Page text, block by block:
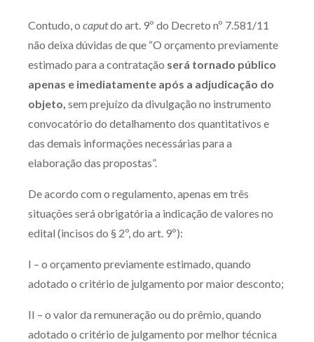
Contudo, o caputdo art. 9º do Decreto nº 7.581/11
não deixa dúvidas de que “O orçamento previamente
estimado para a contratação será tornado público
apenas e imediatamente após a adjudicação do
objeto, sem prejuízo da divulgação no instrumento
convocatório do detalhamento dos quantitativos e
das demais informações necessárias para a
elaboração das propostas”.
De acordo com o regulamento, apenas em três
situações será obrigatória a indicação de valores no
edital (incisos do § 2º, do art. 9º):
I – o orçamento previamente estimado, quando
adotado o critério de julgamento por maior desconto;
II – o valor da remuneração ou do prêmio, quando
adotado o critério de julgamento por melhor técnica